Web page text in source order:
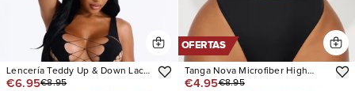
Lencería Teddy Up & Down Lace
Up Bodystocking
€6.95€8.95
OFERTAS
Tanga Nova Microfiber High
Waist
€4.95€8.95